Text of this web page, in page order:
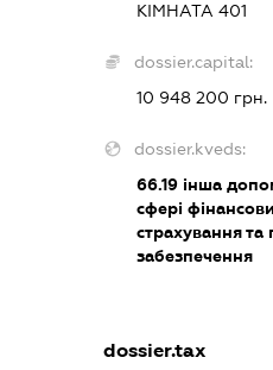
КІМНАТА 401
dossier.capital:
10 948 200 грн.
dossier.kveds:
66.19 інша
сфері
страхування та
забезпечення
dossier.tax